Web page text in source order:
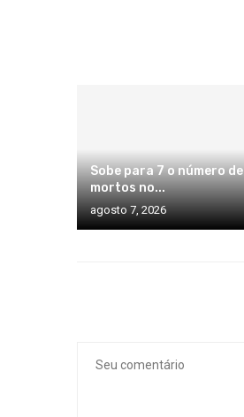
Sobe para 7 o número de
mortos no...
agosto 7, 2026